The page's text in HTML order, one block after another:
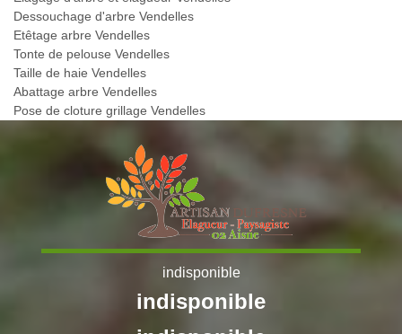
Dessouchage d'arbre Vendelles
Etêtage arbre Vendelles
Tonte de pelouse Vendelles
Taille de haie Vendelles
Abattage arbre Vendelles
Pose de cloture grillage Vendelles
indisponible
indisponible